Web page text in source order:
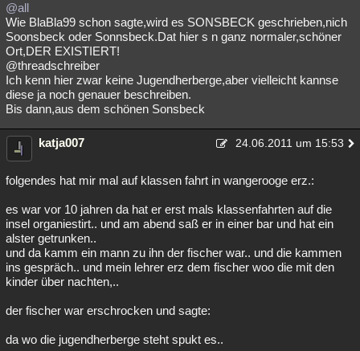
@all
Wie BlaBla99 schon sagte,wird es SONSBECK geschrieben,nich
Soonsbeck oder Sonnsbeck.Dat hier s n ganz normaler,schöner
Ort,DER EXISTIERT!
@threadschreiber
Ich kenn hier zwar keine Jugendherberge,aber vielleicht kannse
diese ja noch genauer beschreiben.
Bis dann,aus dem schönen Sonsbeck
katja007 24.06.2011 um 15:53
folgendes hat mir mal auf klassen fahrt in wangerooge erz.:
es war vor 10 jahren da hat er erst mals klassenfahrten auf die
insel organiestirt.. und am abend saß er in einer bar und hat ein
alster getrunken..
und da kamm ein mann zu ihn der fischer war.. und die kammen
ins gespräch.. und mein lehrer erz dem fischer woo die mit den
kinder über nachten,..
der fischer war erschrocken und sagte:
da wo die jugendherberge steht spukt es..